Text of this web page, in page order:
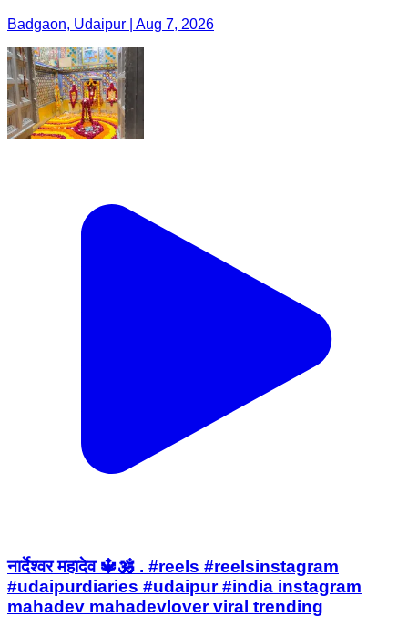
Badgaon, Udaipur | Aug 7, 2026
नार्देश्वर महादेव 🔱🕉️ . #reels #reelsinstagram
#udaipurdiaries #udaipur #india instagram
mahadev mahadevlover viral trending